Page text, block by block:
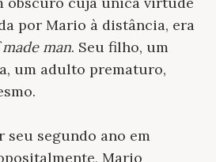
por Mario à distância, era
man. Seu filho, um
um adulto prematuro,
segundo ano em
Mario